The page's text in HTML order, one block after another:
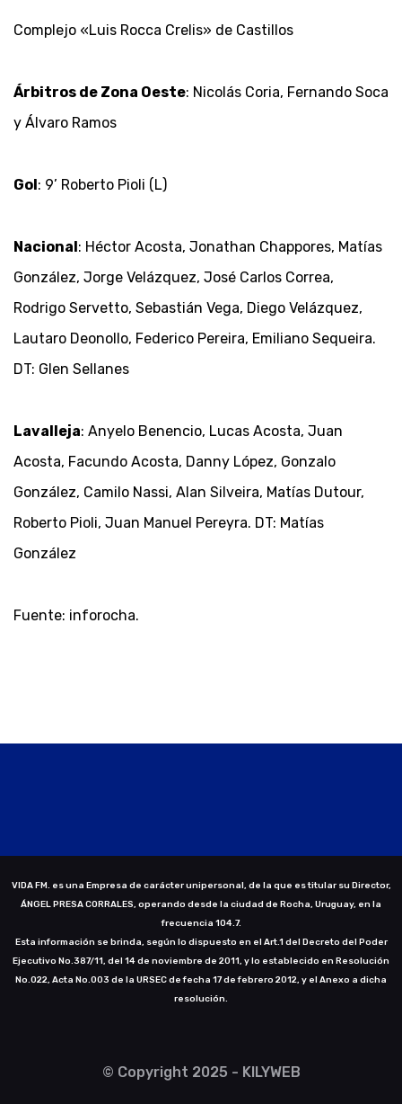
Complejo «Luis Rocca Crelis» de Castillos
Árbitros de Zona Oeste: Nicolás Coria, Fernando Soca
y Álvaro Ramos
Gol: 9’ Roberto Pioli (L)
Nacional: Héctor Acosta, Jonathan Chappores, Matías
González, Jorge Velázquez, José Carlos Correa,
Rodrigo Servetto, Sebastián Vega, Diego Velázquez,
Lautaro Deonollo, Federico Pereira, Emiliano Sequeira.
DT: Glen Sellanes
Lavalleja: Anyelo Benencio, Lucas Acosta, Juan
Acosta, Facundo Acosta, Danny López, Gonzalo
González, Camilo Nassi, Alan Silveira, Matías Dutour,
Roberto Pioli, Juan Manuel Pereyra. DT: Matías
González
Fuente: inforocha.
VIDA FM. es una Empresa de carácter unipersonal, de la que es titular su Director,
ÁNGEL PRESA CORRALES, operando desde la ciudad de Rocha, Uruguay, en la
frecuencia 104.7.
Esta información se brinda, según lo dispuesto en el Art.1 del Decreto del Poder
Ejecutivo No.387/11, del 14 de noviembre de 2011, y lo establecido en Resolución
No.022, Acta No.003 de la URSEC de fecha 17 de febrero 2012, y el Anexo a dicha
resolución.
© Copyright 2025 - KILYWEB